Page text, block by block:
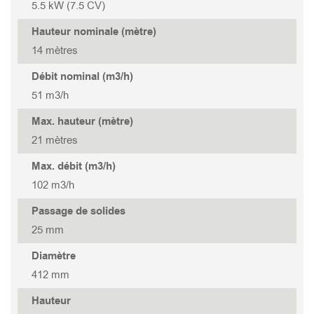
TANK 322
TANK 222
TANK 315S
TANK 215
TANK 215S
STORMY 337(P)
GOVOX-S 337
GOVOX-S 322
GOVOX-U 455
GOVOX-U 337
GOVOX-U 322
GOVOX-G 475
GOVOX-G 455
5.5 kW (7.5 CV)
Hauteur nominale (mètre)
14 mètres
Débit nominal (m3/h)
51 m3/h
Max. hauteur (mètre)
21 mètres
Max. débit (m3/h)
102 m3/h
Passage de solides
25 mm
Diamètre
412 mm
Hauteur